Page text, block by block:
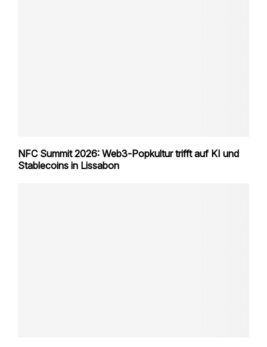
NFC Summit 2026: Web3‑Popkultur trifft auf KI und
Stablecoins in Lissabon